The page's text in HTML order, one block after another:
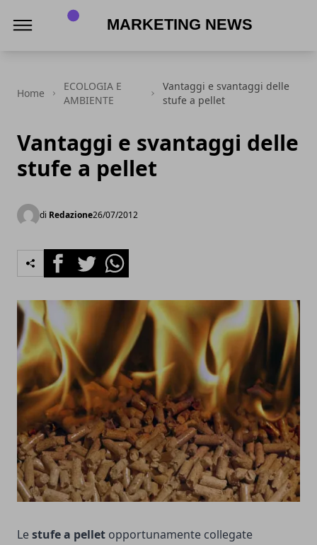
Home
ECOLOGIA E
AMBIENTE
Vantaggi e svantaggi delle
stufe a pellet
Vantaggi e svantaggi delle
stufe a pellet
di Redazione26/07/2012
FacebookTwitterWhatsapp
Lestufe a pellet opportunamente collegate